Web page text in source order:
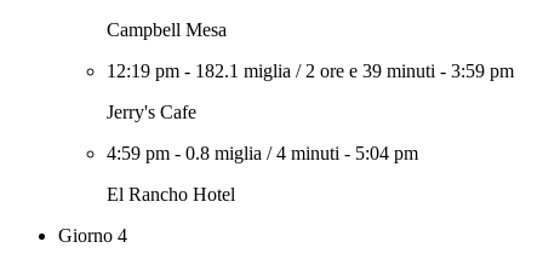
Campbell Mesa
12:19 pm - 182.1 miglia / 2 ore e 39 minuti - 3:59 pm
Jerry's Cafe
4:59 pm - 0.8 miglia /4 minuti - 5:04 pm
El Rancho Hotel
Giorno 4